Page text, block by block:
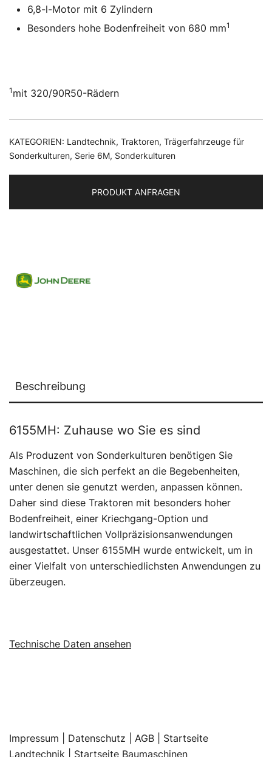
6,8-l-Motor mit 6 Zylindern
Besonders hohe Bodenfreiheit von 680 mm1
1 mit 320/90R50-Rädern
KATEGORIEN: Landtechnik, Traktoren, Trägerfahrzeuge für
Sonderkulturen, Serie 6M, Sonderkulturen
PRODUKT ANFRAGEN
Beschreibung
6155MH: Zuhause wo Sie es sind
Als Produzent von Sonderkulturen benötigen Sie
Maschinen, die sich perfekt an die Begebenheiten,
unter denen sie genutzt werden, anpassen können.
Daher sind diese Traktoren mit besonders hoher
Bodenfreiheit, einer Kriechgang-Option und
landwirtschaftlichen Vollpräzisionsanwendungen
ausgestattet. Unser 6155MH wurde entwickelt, um in
einer Vielfalt von unterschiedlichsten Anwendungen zu
überzeugen.
Technische Daten ansehen
Impressum Datenschutz | AGB | Startseite
Landtechnik | Startseite Baumaschinen